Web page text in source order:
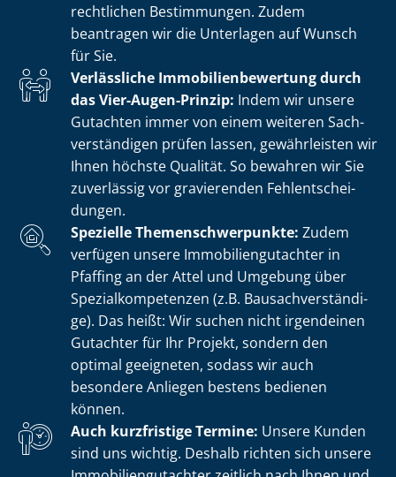
rechtlichen Bestimmungen. Zudem
beantragen wir die Unterlagen auf Wunsch
für Sie.
Verlässliche Im­mo­bi­li­en­be­wer­tung durch
das Vier-Augen-Prinzip: Indem wir unsere
Gutachten immer von einem weiteren Sach­
ver­stän­di­gen prüfen lassen, gewährleisten wir
Ihnen höchste Qualität. So bewahren wir Sie
zuverlässig vor gravierenden Fehl­ent­schei­
dun­gen.
Spezielle The­men­schwer­punk­te: Zudem
verfügen unsere Im­mo­bi­li­en­gut­ach­ter in
Pfaffing an der Attel und Umgebung über
Spe­zi­al­kom­pe­ten­zen (z.B. Bau­sach­ver­stän­di­
ge). Das heißt: Wir suchen nicht irgendeinen
Gutachter für Ihr Projekt, sondern den
optimal geeigneten, sodass wir auch
besondere Anliegen bestens bedienen
können.
Auch kurzfristige Termine: Unsere Kunden
sind uns wichtig. Deshalb richten sich unsere